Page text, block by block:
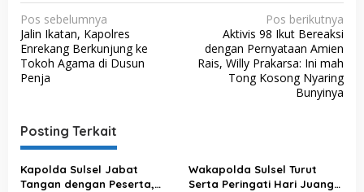
N
a
v
i
a
s
i
Pos sebelumnya
Jalin Ikatan, Kapolres
Enrekang Berkunjung ke
Tokoh Agama di Dusun
Penja
Pos berikutnya
Aktivis 98 Ikut Bereaksi
dengan Pernyataan Amien
Rais, Willy Prakarsa: Ini mah
Tong Kosong Nyaring
Bunyinya
Posting Terkait
Kapolda Sulsel Jabat
Tangan dengan Peserta,
Wakapolda Sulsel Turut
Serta Peringati Hari Juang